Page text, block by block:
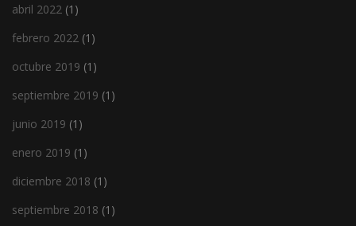
abril 2022 (1)
febrero 2022 (1)
octubre 2019 (1)
septiembre 2019 (1)
junio 2019 (1)
enero 2019 (1)
diciembre 2018 (1)
septiembre 2018 (1)